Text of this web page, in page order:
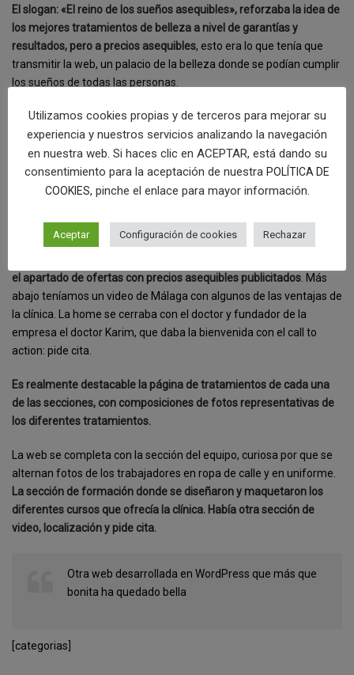
El slogan: «El reino de los sueños asequibles», reforzaba la idea de
los mejores tratamientos de belleza a nivel de garantías y
resultados, pero a precios asequibles, esto era lo que tenía que
transmitir la web, un palacio de la belleza donde se podían cumplir
los sueños de todas las personas.
Si hacemos un poco de scroll, nos encontramos con tres iconos
que nos recuerdan a los cuentos de hadas. Haciendo clic en ellos
se accedía al palacio de la odontología, al palacio de la cirugía
plástica y al palacio de la medicina estética. Estos tres bloques
iban seguidos de tres textos descriptivos que invitaban a entrar en
En el ecuador de la home se utilizaron efectos y animaciones para
el apartado de ofertas con precios asequibles publicitados. Más
abajo teníamos un video de Málaga con algunos de las ventajas de
la clínica. La home se cerraba con el doctor y fundador de la
empresa el doctor Karim, que daba la bienvenida con el call to
action: pide cita.
Es realmente destacable la página de tratamientos de cada una
de las secciones, con composiciones de fotos representativas de
los diferentes tratamientos.
La web se completa con la sección del equipo, curiosa por que se
alternan fotos de los trabajadores en ropa de calle y en uniforme.
La sección de formación donde se diseñaron y maquetaron los
diferentes cursos que ofrecía la clínica. Había otra sección de
video, localización y pide cita.
Otra web desarrollada en WordPress que más que
bonita ha quedado bella
[categorias]
Utilizamos cookies propias y de terceros para mejorar su
experiencia y nuestros servicios analizando la navegación
en nuestra web. Si haces clic en ACEPTAR, está dando su
consentimiento para la aceptación de nuestra POLÍTICA DE
COOKIES, pinche el enlace para mayor información.
Aceptar Configuración de cookies Rechazar